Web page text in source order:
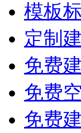
模板
定制
免费
免费
免费